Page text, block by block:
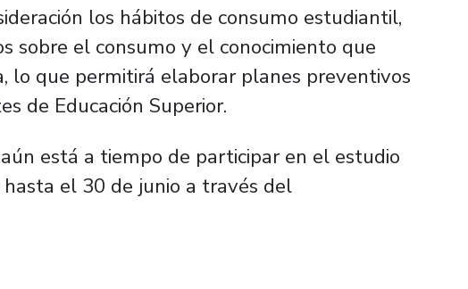
los hábitos de consumo estudiantil,
sobre el consumo y el conocimiento que
lo que permitirá elaborar planes preventivos
de Educación Superior.
está a tiempo de participar en el estudio
el 30 de junio a través del